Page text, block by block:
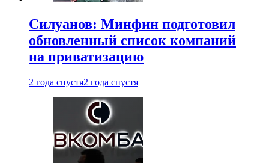
Силуанов: Минфин подготовил
обновленный список компаний
на приватизацию
2 года спустя2 года спустя